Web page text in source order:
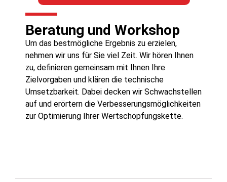
Beratung und Workshop
Um das bestmögliche Ergebnis zu erzielen,
nehmen wir uns für Sie viel Zeit. Wir hören Ihnen
zu, definieren gemeinsam mit Ihnen Ihre
Zielvorgaben und klären die technische
Umsetzbarkeit. Dabei decken wir Schwachstellen
auf und erörtern die Verbesserungsmöglichkeiten
zur Optimierung Ihrer Wertschöpfungskette.